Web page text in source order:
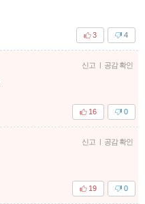
4
3
신고 | 공감 확인
0
16
신고 | 공감 확인
0
19